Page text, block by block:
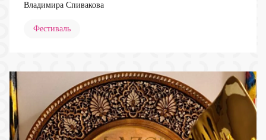
Владимира Спивакова
Фестиваль